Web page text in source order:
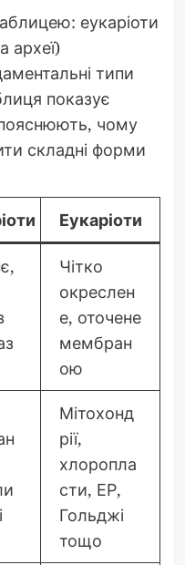
еукаріоти
археї)
типи
показує
пояснюють, чому
складні форми
Еукаріоти
Чітко
окреслен
е, оточене
мембран
ою
Мітохонд
рії,
хлоропла
сти, ЕР,
Гольджі
тощо